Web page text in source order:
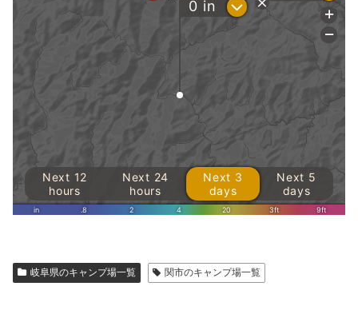
岐阜県のキャンプ場一覧 関市のキャンプ場一覧